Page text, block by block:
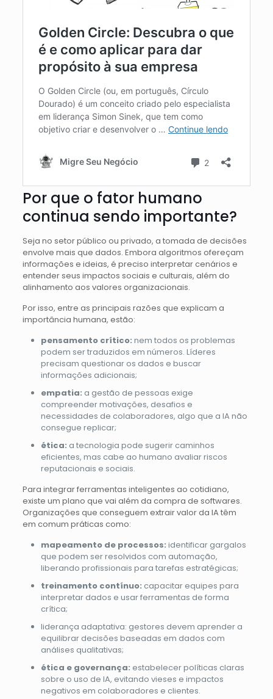
Por que o fator humano
continua sendo importante?
Seja no setor público ou privado, a tomada de decisões
envolve mais que dados. Embora algoritmos ofereçam
informações e ideias, é preciso interpretar cenários e
entender seus impactos sociais e culturais, além do
alinhamento aos valores organizacionais.
Por isso, entre as principais razões que explicam a
importância humana, estão:
pensamento crítico: nem todos os problemas
podem ser traduzidos em números. Líderes
precisam questionar os dados e buscar
informações adicionais;
empatia: a gestão de pessoas exige
compreender motivações, desafios e
necessidades de colaboradores, algo que a IA não
consegue replicar;
ética: a tecnologia pode sugerir caminhos
eficientes, mas cabe ao humano avaliar riscos
reputacionais e sociais.
Para integrar ferramentas inteligentes ao cotidiano,
existe um plano que vai além da compra de softwares.
Organizações que conseguem extrair valor da IA têm
em comum práticas como:
mapeamento de processos: identificar gargalos
que podem ser resolvidos com automação,
liberando profissionais para tarefas estratégicas;
treinamento contínuo: capacitar equipes para
interpretar dados e usar ferramentas de forma
crítica;
liderança adaptativa: gestores devem aprender a
equilibrar decisões baseadas em dados com
análises qualitativas;
ética e governança: estabelecer políticas claras
sobre o uso de IA, evitando vieses e impactos
negativos em colaboradores e clientes.